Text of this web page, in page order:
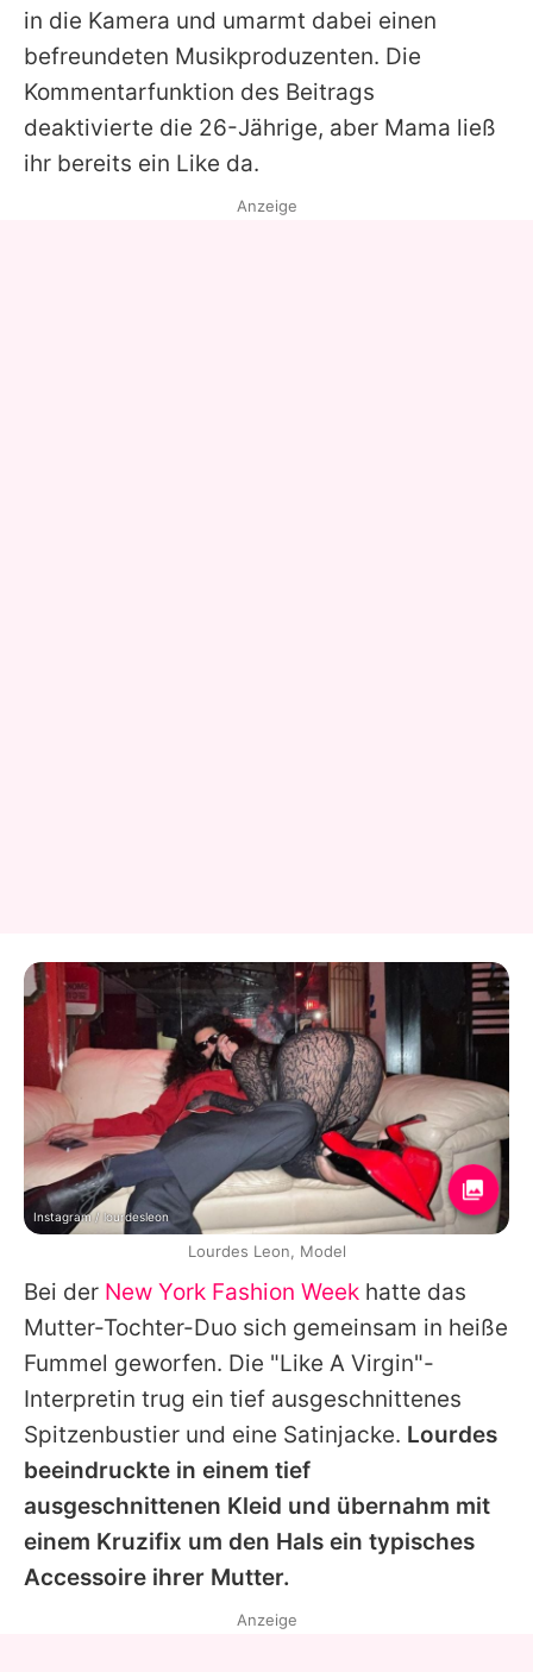
in die Kamera und umarmt dabei einen
befreundeten Musikproduzenten. Die
Kommentarfunktion des Beitrags
deaktivierte die 26-Jährige, aber Mama ließ
ihr bereits ein Like da.
Bei der New York Fashion Week hatte das
Mutter-Tochter-Duo sich gemeinsam in heiße
Fummel geworfen. Die "Like A Virgin"-
Interpretin trug ein tief ausgeschnittenes
Spitzenbustier und eine Satinjacke. Lourdes
beeindruckte in einem tief
ausgeschnittenen Kleid und übernahm mit
einem Kruzifix um den Hals ein typisches
Accessoire ihrer Mutter.
Anzeige
Instagram / lourdesleon
Lourdes Leon, Model
Anzeige